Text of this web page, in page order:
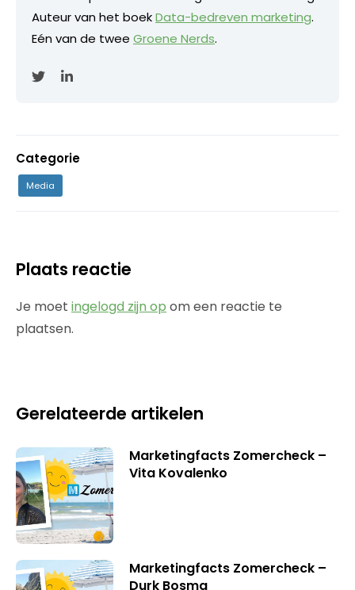
Auteur van het boekData-bedreven marketing.
Eén van de twee Groene Nerds.
Categorie
Media
Plaats reactie
Je moet ingelogd zijn op om een reactie te
plaatsen.
Gerelateerde artikelen
Marketingfacts Zomercheck –
Vita Kovalenko
Marketingfacts Zomercheck –
Durk Bosma